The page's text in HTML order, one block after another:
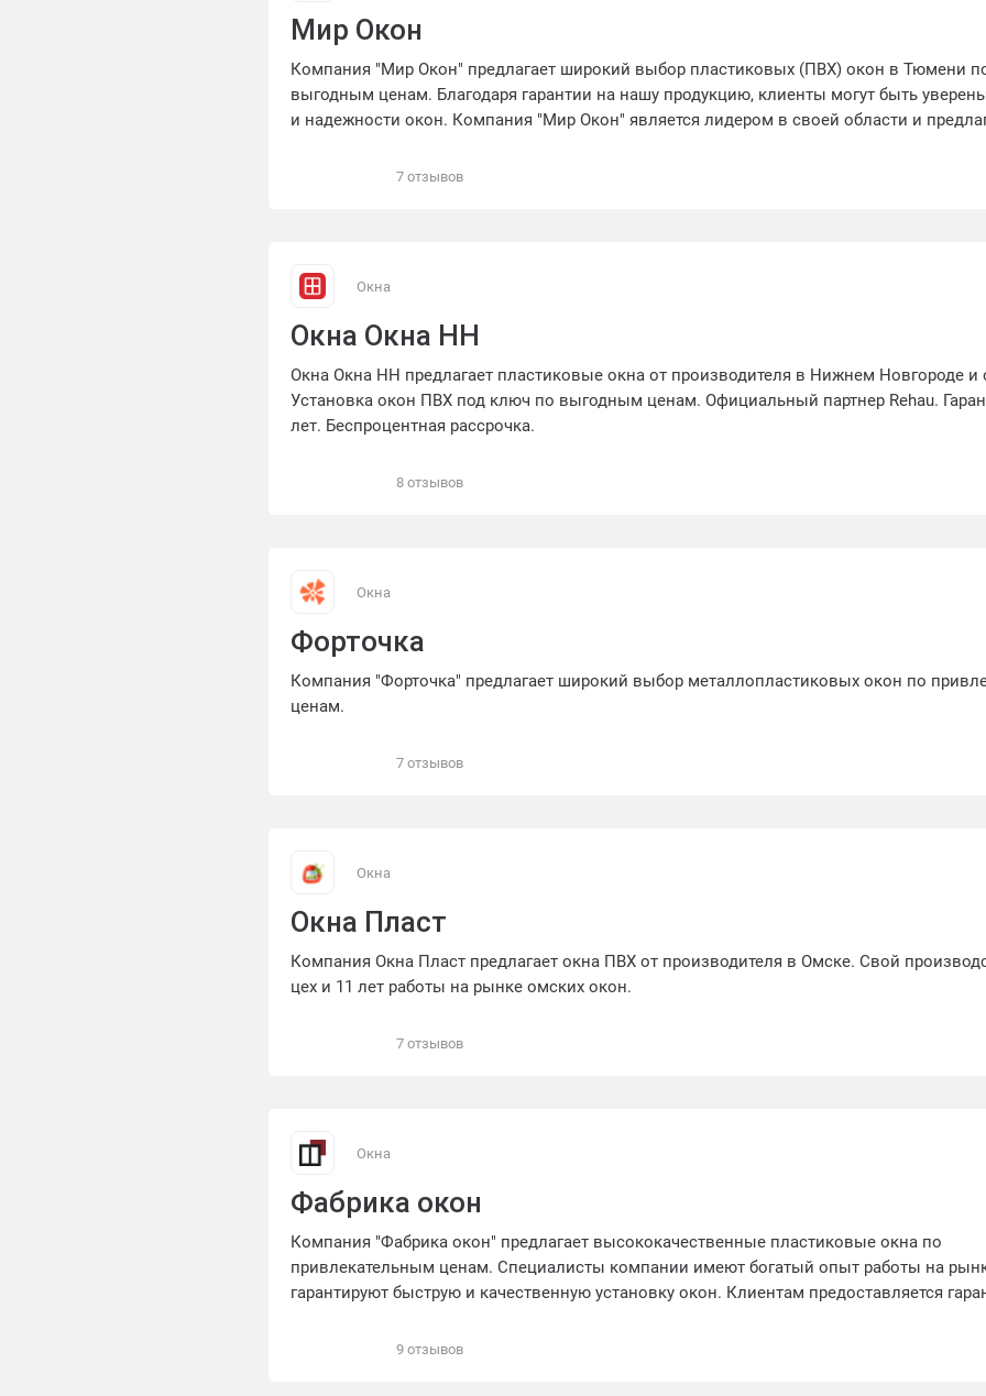
Мир Окон
Компания "Мир Окон" предлагает широкий выбор пластиковых (ПВХ) окон в Тюмени
выгодным ценам. Благодаря гарантии на нашу продукцию, клиенты могут быть
и надежности окон. Компания "Мир Окон" является лидером в своей области и
7 отзывов
Окна
Окна Окна НН
Окна Окна НН предлагает пластиковые окна от производителя в Нижнем Новгороде и
Установка окон ПВХ под ключ по выгодным ценам. Официальный партнер Rehau.
лет. Беспроцентная рассрочка.
8 отзывов
Окна
Форточка
Компания "Форточка" предлагает широкий выбор металлопластиковых окон по
ценам.
7 отзывов
Окна
Окна Пласт
Компания Окна Пласт предлагает окна ПВХ от производителя в Омске. Свой
цех и 11 лет работы на рынке омских окон.
7 отзывов
Окна
Фабрика окон
Компания "Фабрика окон" предлагает высококачественные пластиковые окна по
привлекательным ценам. Специалисты компании имеют богатый опыт работы на
гарантируют быструю и качественную установку окон. Клиентам предоставляется
телефону +7 (846) 277-08-89.
9 отзывов